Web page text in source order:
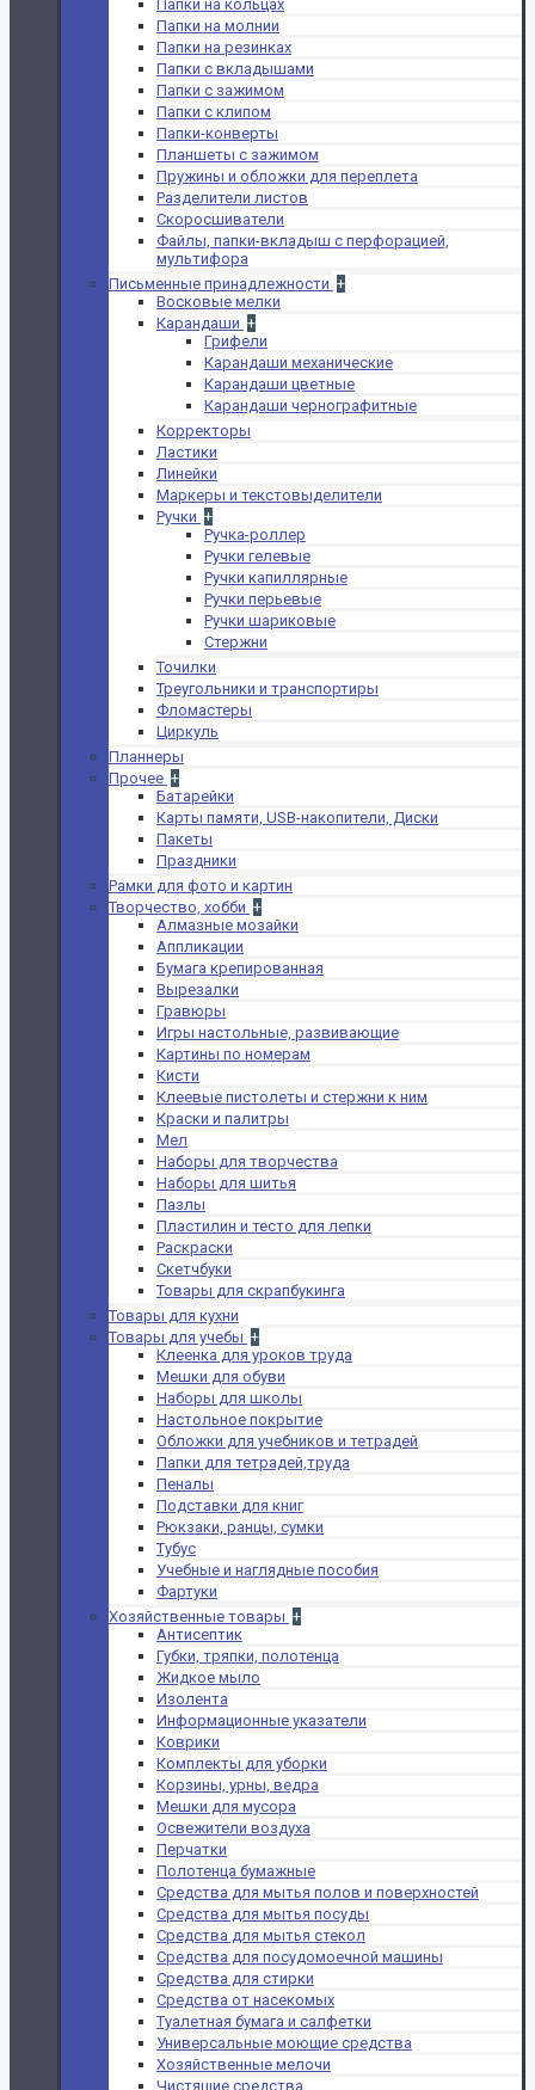
Папки на кольцах
Папки на молнии
Папки на резинках
Папки с вкладышами
Папки с зажимом
Папки с клипом
Папки-конверты
Планшеты с зажимом
Пружины и обложки для переплета
Разделители листов
Скоросшиватели
Файлы, папки-вкладыш с перфорацией,
мультифора
Письменные принадлежности +
Восковые мелки
Карандаши +
Грифели
Карандаши механические
Карандаши цветные
Карандаши чернографитные
Корректоры
Ластики
Линейки
Маркеры и текстовыделители
Ручки +
Ручка-роллер
Ручки гелевые
Ручки капиллярные
Ручки перьевые
Ручки шариковые
Стержни
Точилки
Треугольники и транспортиры
Фломастеры
Циркуль
Планнеры
Прочее +
Батарейки
Карты памяти, USB-накопители, Диски
Пакеты
Праздники
Рамки для фото и картин
Творчество, хобби +
Алмазные мозайки
Аппликации
Бумага крепированная
Вырезалки
Гравюры
Игры настольные, развивающие
Картины по номерам
Кисти
Клеевые пистолеты и стержни к ним
Краски и палитры
Мел
Наборы для творчества
Наборы для шитья
Пазлы
Пластилин и тесто для лепки
Раскраски
Скетчбуки
Товары для скрапбукинга
Товары для кухни
Товары для учебы +
Клеенка для уроков труда
Мешки для обуви
Наборы для школы
Настольное покрытие
Обложки для учебников и тетрадей
Папки для тетрадей,труда
Пеналы
Подставки для книг
Рюкзаки, ранцы, сумки
Тубус
Учебные и наглядные пособия
Фартуки
Хозяйственные товары +
Антисептик
Губки, тряпки, полотенца
Жидкое мыло
Изолента
Информационные указатели
Коврики
Комплекты для уборки
Корзины, урны, ведра
Мешки для мусора
Освежители воздуха
Перчатки
Полотенца бумажные
Средства для мытья полов и поверхностей
Средства для мытья посуды
Средства для мытья стекол
Средства для посудомоечной машины
Средства для стирки
Средства от насекомых
Туалетная бумага и салфетки
Универсальные моющие средства
Хозяйственные мелочи
Чистящие средства